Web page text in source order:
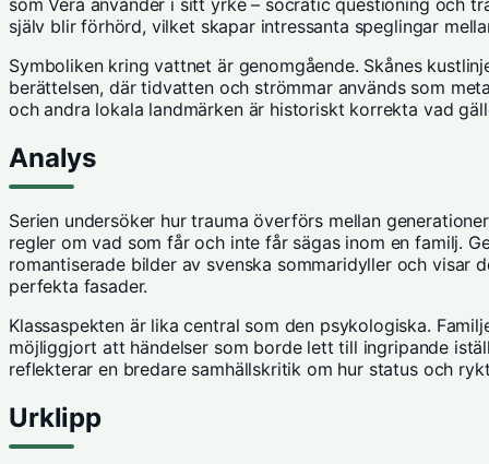
själv blir förhörd, vilket skapar intressanta speglingar
Symboliken kring vattnet är genomgående. Skånes
berättelsen, där tidvatten och strömmar används som
och andra lokala landmärken är historiskt korrekta vad
Analys
Serien undersöker hur trauma överförs mellan
regler om vad som får och inte får sägas inom en familj.
romantiserade bilder av svenska sommaridylleroch visar
perfekta fasader.
Klassaspekten är lika central som den psykologiska.
möjliggjort att händelser som borde lett till ingripande
reflekterar en bredare samhällskritik om hur status och
Urklipp